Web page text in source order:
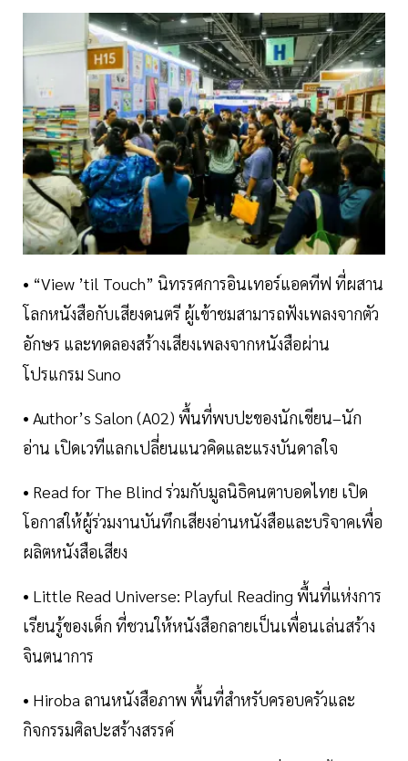
• “View ’til Touch” นิทรรศการอินเทอร์แอคทีฟ ที่ผสาน
โลกหนังสือกับเสียงดนตรี ผู้เข้าชมสามารถฟังเพลงจากตัว
อักษร และทดลองสร้างเสียงเพลงจากหนังสือผ่าน
โปรแกรม Suno
• Author’s Salon (A02) พื้นที่พบปะของนักเขียน–นัก
อ่าน เปิดเวทีแลกเปลี่ยนแนวคิดและแรงบันดาลใจ
• Read for The Blind ร่วมกับมูลนิธิคนตาบอดไทย เปิด
โอกาสให้ผู้ร่วมงานบันทึกเสียงอ่านหนังสือและบริจาคเพื่อ
ผลิตหนังสือเสียง
• Little Read Universe: Playful Reading พื้นที่แห่งการ
เรียนรู้ของเด็ก ที่ชวนให้หนังสือกลายเป็นเพื่อนเล่นสร้าง
จินตนาการ
• Hiroba ลานหนังสือภาพ พื้นที่สำหรับครอบครัวและ
กิจกรรมศิลปะสร้างสรรค์